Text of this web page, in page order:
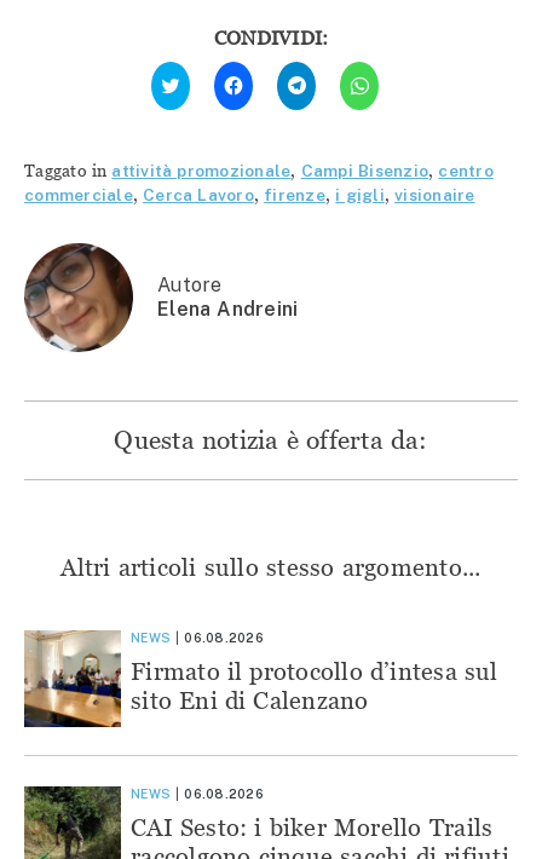
CONDIVIDI:
Fai
clic
qui
Twitter
(Si
apre
in
Fai
clic
per
condividere
(Si
apre
in
una
Fai
clic
per
condividere
(Si
apre
in
una
Fai
clic
per
(Si
apre
in
una
Taggato in attività promozionale, Campi Bisenzio, centro
commerciale, Cerca Lavoro, firenze, i gigli,visionaire
Autore
Elena Andreini
Questa notizia è offerta da:
Altri articoli sullo stesso argomento...
NEWS 06.08.2026
Firmato il protocollo d’intesa sul
sito Eni di Calenzano
NEWS 06.08.2026
CAI Sesto: i biker Morello Trails